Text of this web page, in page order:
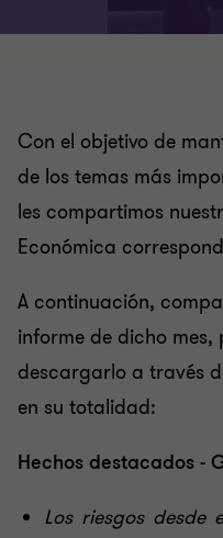
Con el objetivo de
de los temas más
les compartimos
Económica
A continuación,
informe de dicho mes,
descargarlo a través
en su totalidad:
Hechos destacados -
Los riesgos desde